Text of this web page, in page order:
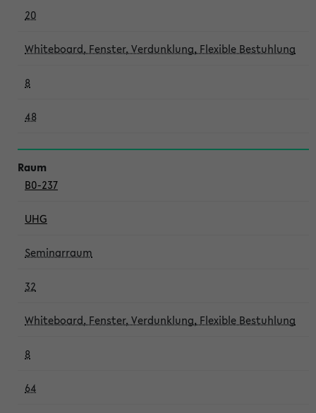
20
Whiteboard, Fenster, Verdunklung, Flexible Bestuhlung
8
48
B0-237
UHG
Seminarraum
32
Whiteboard, Fenster, Verdunklung, Flexible Bestuhlung
8
64